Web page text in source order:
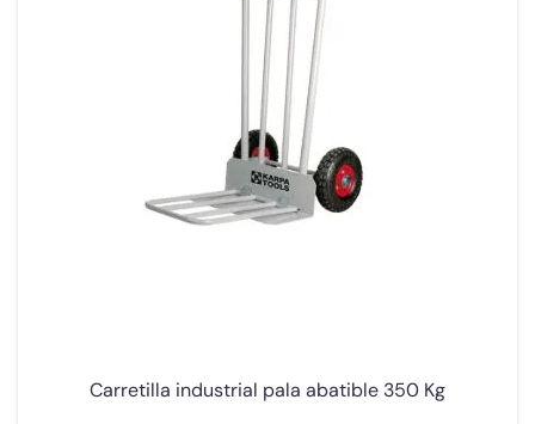
Carretilla industrial pala abatible 350 Kg